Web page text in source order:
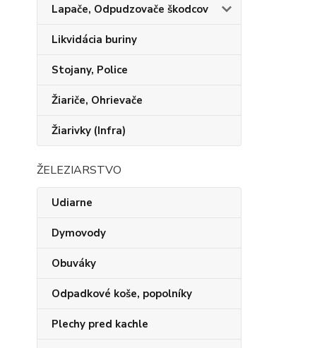
Lapače, Odpudzovače škodcov
Likvidácia buriny
Stojany, Police
Žiariče, Ohrievače
Žiarivky (Infra)
ŽELEZIARSTVO
Udiarne
Dymovody
Obuváky
Odpadkové koše, popolníky
Plechy pred kachle